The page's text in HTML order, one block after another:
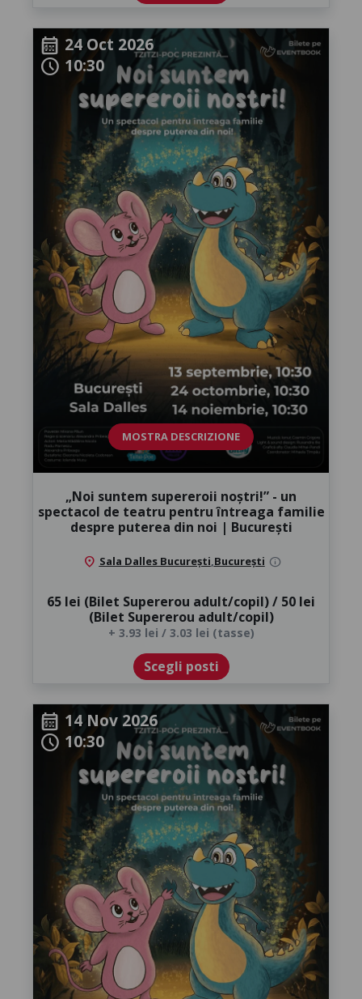
calendar_month 24 Oct 2026
schedule 10:30
MOSTRA DESCRIZIONE
„Noi suntem supereroii noștri!” - un
spectacol de teatru pentru întreaga familie
despre puterea din noi | București
location_on Sala Dalles București București info
65 lei (Bilet Supererou adult/copil) / 50 lei
(Bilet Supererou adult/copil)
+ 3.93 lei / 3.03 lei (tasse)
Scegli posti
calendar_month 14 Nov 2026
schedule 10:30